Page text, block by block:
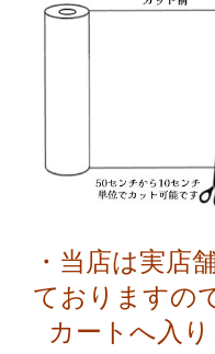
・当店は実店
ておりますの
カートへ入